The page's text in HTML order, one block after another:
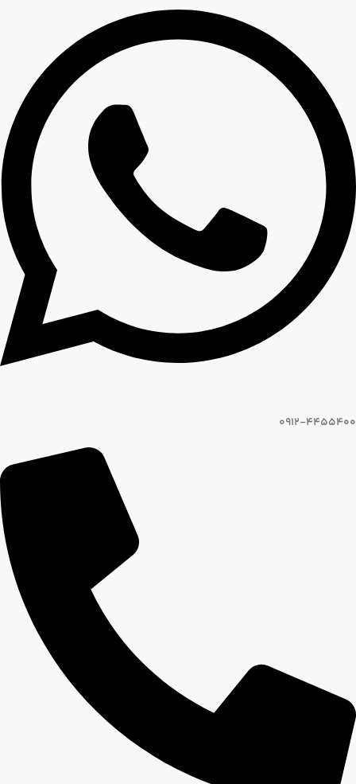
0912-4455400